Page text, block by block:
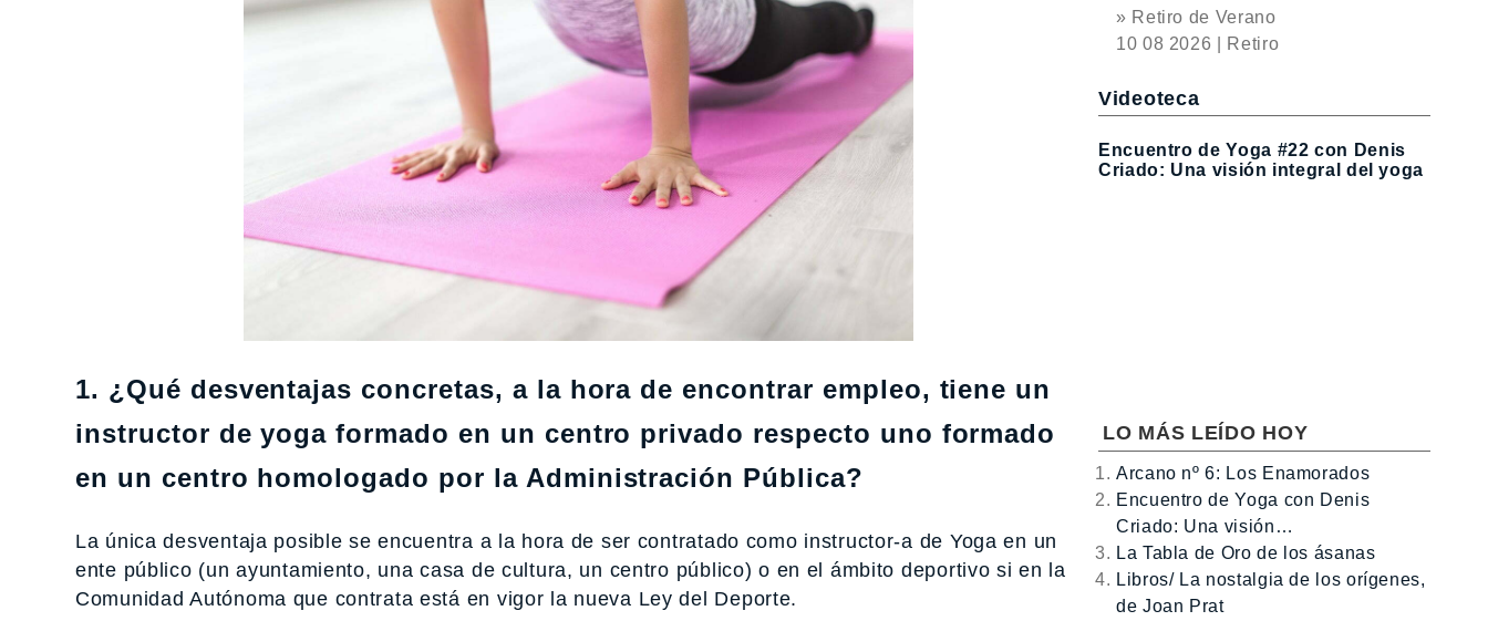
1. ¿Qué desventajas concretas, a la hora de encontrar empleo, tiene un
instructor de yoga formado en un centro privado respecto uno formado
en un centro homologado por la Administración Pública?
La única desventaja posible se encuentra a la hora de ser contratado como instructor-a de Yoga en un
ente público (un ayuntamiento, una casa de cultura, un centro público) o en el ámbito deportivo si en la
Comunidad Autónoma que contrata está en vigor la nueva Ley del Deporte.
» Retiro de Verano
10 08 2026 | Retiro
Videoteca
Encuentro de Yoga #22 con Denis
Criado: Una visión integral del yoga
LO MÁS LEÍDO HOY
Arcano nº 6: Los Enamorados
Encuentro de Yoga con Denis
Criado: Una visión…
La Tabla de Oro de los ásanas
Libros/ La nostalgia de los orígenes,
de Joan Prat